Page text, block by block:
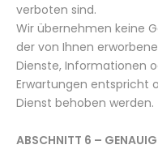
verboten sind.
Wir übernehmen keine
der von Ihnen
Dienste, Informationen
Erwartungen entspricht
Dienst behoben werden.
ABSCHNITT 6 –